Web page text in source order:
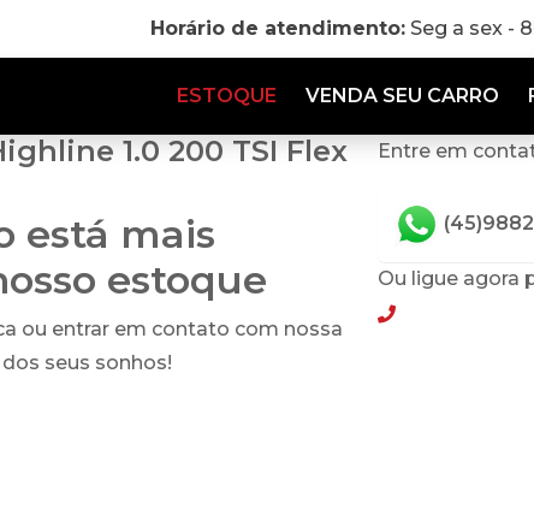
Horário de atendimento: Seg a sex -
ESTOQUE VENDA SEU CARRO
1.0 200 TSI Flex
está mais
estoque
ou entrar em contato com nossa
seus sonhos!
Entre em
Ou ligue agora